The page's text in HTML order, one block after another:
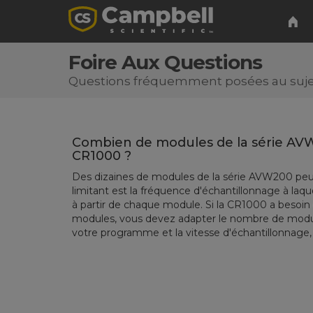
Foire Aux Questions
Questions fréquemment posées au
Combien de modules de la série
CR1000 ?
Des dizaines de modules de la série AVW200
limitant est la fréquence d'échantillonnage à
à partir de chaque module. Si la CR1000 a
modules, vous devez adapter le nombre de
votre programme et la vitesse